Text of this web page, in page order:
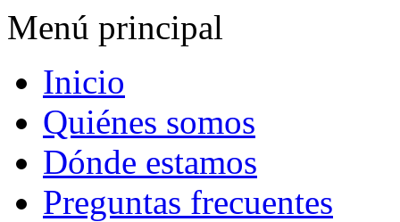
Menú principal
Inicio
Quiénes somos
Dónde estamos
Preguntas frecuentes